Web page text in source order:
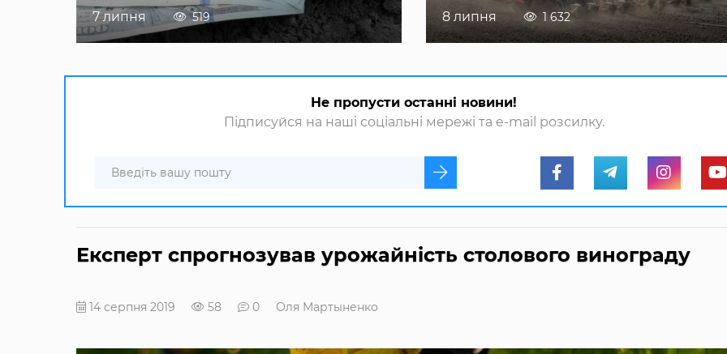
7 липня 519 8 липня 1 632
Не пропусти останні новини!
Підписуйся на наші соціальні мережі та e-mail розсилку.
Експерт спрогнозував урожайність столового винограду
14 серпня 2019 58 0 Оля Мартыненко